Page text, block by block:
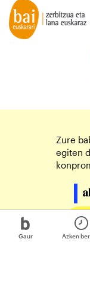
Gaur Azken
Zure
egiten